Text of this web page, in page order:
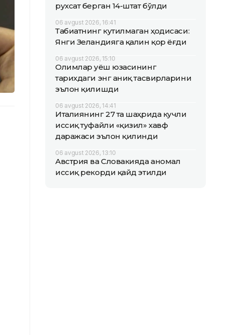
рухсат берган 14-штат бўлди
06 avgust 2026, 16:41
Табиатнинг кутилмаган ҳодисаси:
Янги Зеландияга қалин қор ёғди
06 avgust 2026, 15:10
Олимлар Қуёш юзасининг
тарихдаги энг аниқ тасвирларини
эълон қилишди
06 avgust 2026, 14:41
Италиянинг 27 та шаҳрида кучли
иссиқ туфайли «қизил» хавф
даражаси эълон қилинди
06 avgust 2026, 13:10
Австрия ва Словакияда аномал
иссиқ рекорди қайд этилди